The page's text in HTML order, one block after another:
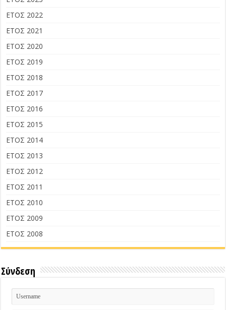
ΕΤΟΣ 2022
ΕΤΟΣ 2021
ΕΤΟΣ 2020
ΕΤΟΣ 2019
ΕΤΟΣ 2018
ΕΤΟΣ 2017
ΕΤΟΣ 2016
ΕΤΟΣ 2015
ΕΤΟΣ 2014
ΕΤΟΣ 2013
ΕΤΟΣ 2012
ΕΤΟΣ 2011
ΕΤΟΣ 2010
ΕΤΟΣ 2009
ΕΤΟΣ 2008
Σύνδεση